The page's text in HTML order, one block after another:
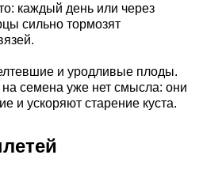
каждый день или через
сильно тормозят
и уродливые плоды.
на семена уже нет смысла: они
и ускоряют старение куста.